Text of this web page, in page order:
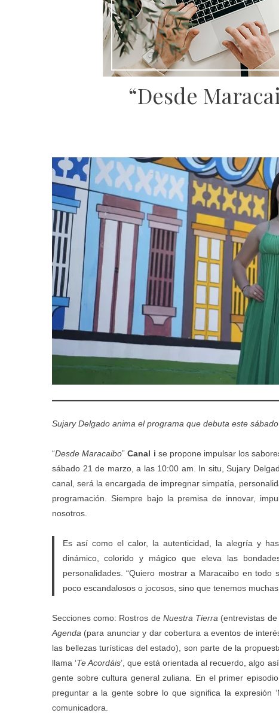
“Desde
Sujary Delgado anima el programa que debuta este
“Desde Maracaibo”Canal i se propone impulsar los
sábado 21 de marzo, a las 10:00 am. In situ, Sujary
canal, será la encargada de impregnar simpatía,
programación. Siempre bajo la premisa de innovar,
nosotros.
Es así como el calor, la autenticidad, la alegría y
dinámico, colorido y mágico que eleva las
personalidades. “Quiero mostrar a Maracaibo en
poco escandalosos o jocosos, sino que tenemos
Secciones como: Rostros de Nuestra Tierra (entrevistas
Agenda (para anunciar y dar cobertura a eventos de
las bellezas turísticas del estado), son parte de la
llama ‘Te Acordáis’, que está orientada al recuerdo, algo
gente sobre cultura general zuliana. En el primer
preguntar a la gente sobre lo que significa la expresión
comunicadora.